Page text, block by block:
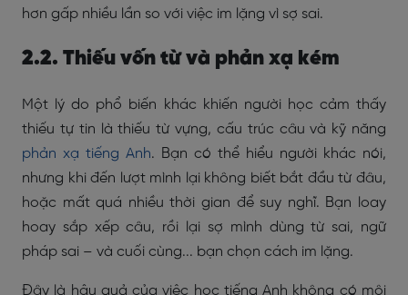
hơn gấp nhiều lần so với việc im lặng vì sợ sai.
2.2. Thiếu vốn từ và phản xạ kém
Một lý do phổ biến khác khiến người học cảm thấy
thiếu tự tin là thiếu từ vựng, cấu trúc câu và kỹ năng
phản xạ tiếng Anh. Bạn có thể hiểu người khác nói,
nhưng khi đến lượt mình lại không biết bắt đầu từ đâu,
hoặc mất quá nhiều thời gian để suy nghĩ. Bạn loay
hoay sắp xếp câu, rồi lại sợ mình dùng từ sai, ngữ
pháp sai – và cuối cùng... bạn chọn cách im lặng.
Đây là hậu quả của việc học tiếng Anh không có môi